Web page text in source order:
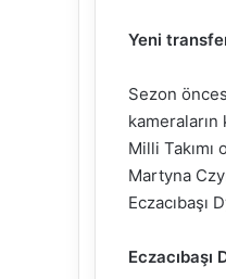
Yeni
Sezon
kameraların
Milli
Martyna
Eczacıbaşı